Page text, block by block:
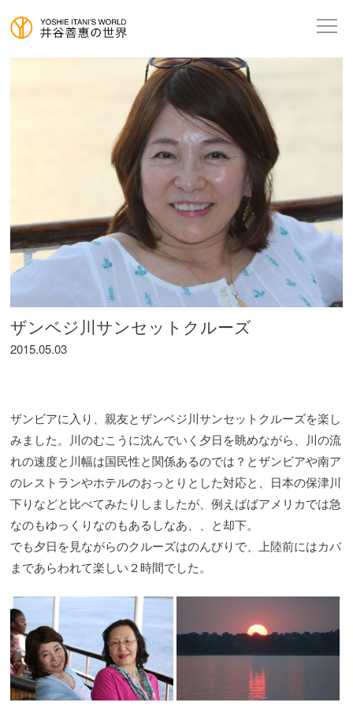
ザンベジ川サンセットクルーズ
2015.05.03
ザンビアに入り、親友とザンベジ川サンセットクルーズを楽し
みました。川のむこうに沈んでいく夕日を眺めながら、川の流
れの速度と川幅は国民性と関係あるのでは？とザンビアや南ア
のレストランやホテルのおっとりとした対応と、日本の保津川
下りなどと比べてみたりしましたが、例えばばアメリカでは急
なのもゆっくりなのもあるしなあ、、と却下。
でも夕日を見ながらのクルーズはのんびりで、上陸前にはカバ
まであらわれて楽しい２時間でした。